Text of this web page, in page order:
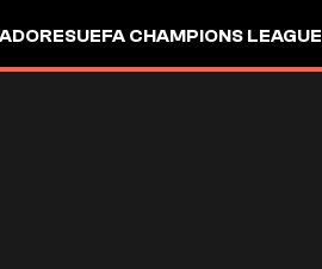
UEFA CHAMPIONS LEAGUE